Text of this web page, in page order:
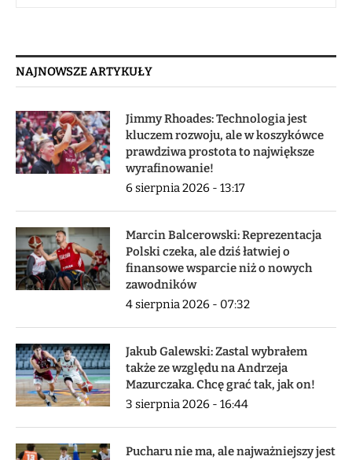
NAJNOWSZE ARTYKUŁY
Jimmy Rhoades: Technologia jest
kluczem rozwoju, ale w koszykówce
prawdziwa prostota to największe
wyrafinowanie!
6 sierpnia 2026 - 13:17
Marcin Balcerowski: Reprezentacja
Polski czeka, ale dziś łatwiej o
finansowe wsparcie niż o nowych
zawodników
4 sierpnia 2026 - 07:32
Jakub Galewski: Zastal wybrałem
także ze względu na Andrzeja
Mazurczaka. Chcę grać tak, jak on!
3 sierpnia 2026 - 16:44
Pucharu nie ma, ale najważniejszy jest